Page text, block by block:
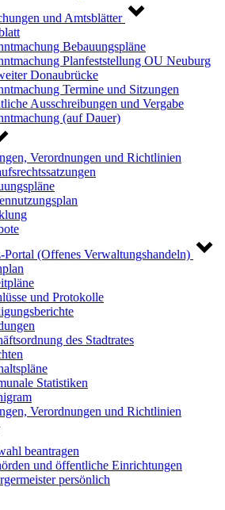
und Amtsblätter
Bebauungspläne
Planfeststellung OU Neuburg
Donaubrücke
Termine und Sitzungen
Ausschreibungen und Vergabe
(auf Dauer)
Verordnungen und Richtlinien
Portal (Offenes Verwaltungshandeln)
und Protokolle
des Stadtrates
Statistiken
Verordnungen und Richtlinien
beantragen
und öffentliche Einrichtungen
persönlich